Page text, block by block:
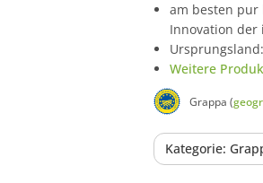
am besten pur
Innovation der
Weitere
Grappa (
Kategorie: